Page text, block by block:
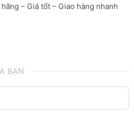
– Giá tốt – Giao hàng nhanh
BẠN